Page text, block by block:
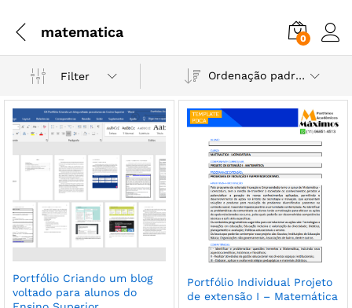
matematica 0
Filter Ordenação padrão
Portfólio Criando um blog
voltado para alunos do
Portfólio Individual Projeto
de extensão I – Matemática